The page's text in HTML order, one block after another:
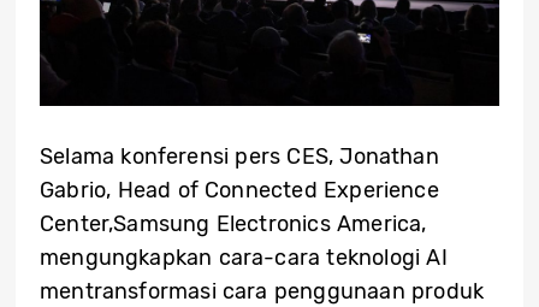
Selama konferensi pers CES, Jonathan
Gabrio, Head of Connected Experience
Center,Samsung Electronics America,
mengungkapkan cara-cara teknologi AI
mentransformasi cara penggunaan produk